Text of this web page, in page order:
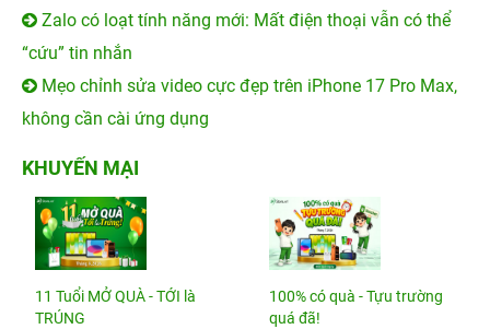
Zalo có loạt tính năng mới: Mất điện thoại vẫn có thể
“cứu” tin nhắn
Mẹo chỉnh sửa video cực đẹp trên iPhone 17 Pro Max,
không cần cài ứng dụng
KHUYẾN MẠI
11 Tuổi MỞ QUÀ - TỚI là
TRÚNG
100% có quà - Tựu trường
quá đã!